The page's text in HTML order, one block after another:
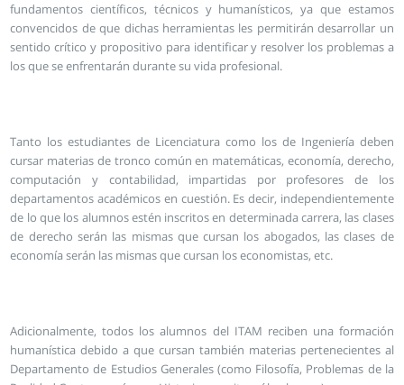
fundamentos científicos, técnicos y humanísticos, ya que estamos
convencidos de que dichas herramientas les permitirán desarrollar un
sentido crítico y propositivo para identificar y resolver los problemas a
los que se enfrentarán durante su vida profesional.
Tanto los estudiantes de Licenciatura como los de Ingeniería deben
cursar materias de tronco común en matemáticas, economía, derecho,
computación y contabilidad, impartidas por profesores de los
departamentos académicos en cuestión. Es decir, independientemente
de lo que los alumnos estén inscritos en determinada carrera, las clases
de derecho serán las mismas que cursan los abogados, las clases de
economía serán las mismas que cursan los economistas, etc.
Adicionalmente, todos los alumnos del ITAM reciben una formación
humanística debido a que cursan también materias pertenecientes al
Departamento de Estudios Generales (como Filosofía, Problemas de la